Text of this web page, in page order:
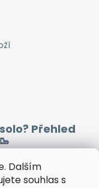
Dalším
souhlas s
Přehled